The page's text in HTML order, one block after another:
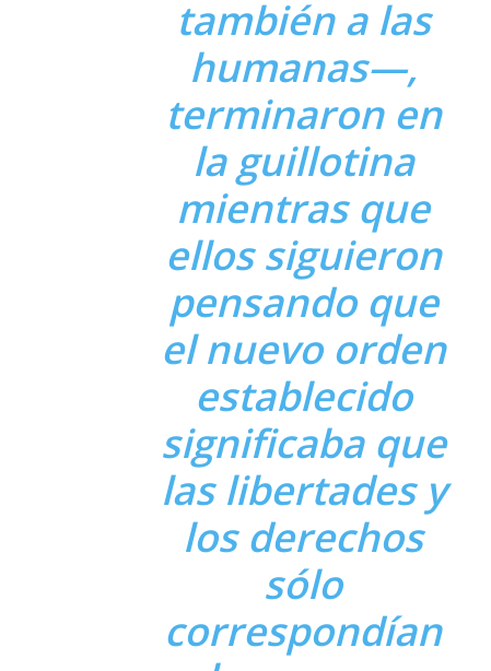
también a las
humanas—,
terminaron en
la guillotina
mientras que
ellos siguieron
pensando que
el nuevo orden
establecido
significaba que
las libertades y
los derechos
sólo
correspondían